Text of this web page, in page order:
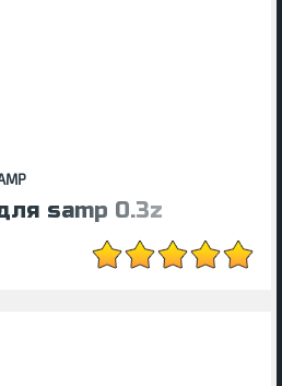
samp 0.3z